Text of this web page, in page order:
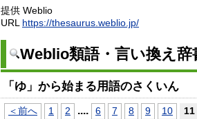
提供 Weblio
URL https://thesaurus.weblio.jp/
Weblio類語・言い換え
「ゆ」から始まる用語のさくいん
＜前へ 1 2 .... 6 7 8 9 10
11